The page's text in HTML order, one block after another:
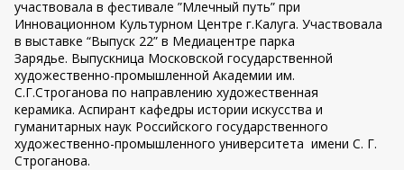
участвовала в фестивале ”Млечный путь” при
Инновационном Культурном Центре г.Калуга. Участвовала
в выставке “Выпуск 22” в Медиацентре парка
Зарядье. Выпускница Московской государственной
художественно-промышленной Академии им.
С.Г.Строганова по направлению художественная
керамика. Аспирант кафедры истории искусства и
гуманитарных наук Российского государственного
художественно-промышленного университета имени С. Г.
Строганова.